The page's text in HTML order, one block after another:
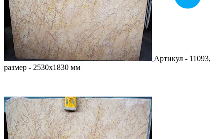
Артикул - 11093,
размер - 2530х1830 мм